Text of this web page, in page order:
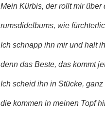
Mein Kürbis, der rollt mir über
rumsdidelbums, wie
Ich schnapp ihn mir und halt
denn das Beste, das kommt
Ich scheid ihn in Stücke, ganz
die kommen in meinen Topf